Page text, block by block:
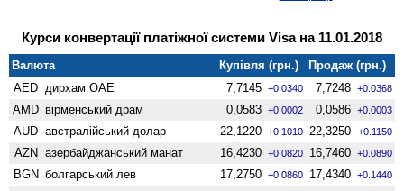
Курси конвертації платіжної системи Visa на 11.01.2018
Валюта Купівля (грн.)
Продаж (грн.)
AED дирхам ОАЕ 7,7145 +0.0340 7,7248 +0.0368
AMD вiрменський драм 0,0583 +0.0002 0,0586 +0.0003
AUD австралійський долар 22,1220 +0.1010 22,3250 +0.1150
AZN азербайджанський манат 16,4230 +0.0820 16,7460 +0.0890
BGN болгарський лев 17,2750 +0.0860 17,4340 +0.1440